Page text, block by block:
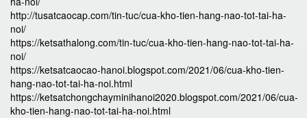
http://tusatcaocap.com/tin-tuc/cua-kho-tien-hang-nao-tot-tai-ha-
noi/
https://ketsathalong.com/tin-tuc/cua-kho-tien-hang-nao-tot-tai-ha-
noi/
https://ketsatcaocao-hanoi.blogspot.com/2021/06/cua-kho-tien-
hang-nao-tot-tai-ha-noi.html
https://ketsatchongchayminihanoi2020.blogspot.com/2021/06/cua-
kho-tien-hang-nao-tot-tai-ha-noi.html